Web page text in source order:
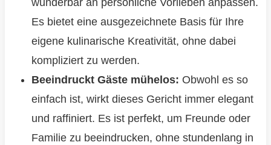
wunderbar an persönliche Vorlieben anpassen.
Es bietet eine ausgezeichnete Basis für Ihre
eigene kulinarische Kreativität, ohne dabei
kompliziert zu werden.
Beeindruckt Gäste mühelos: Obwohl es so
einfach ist, wirkt dieses Gericht immer elegant
und raffiniert. Es ist perfekt, um Freunde oder
Familie zu beeindrucken, ohne stundenlang in